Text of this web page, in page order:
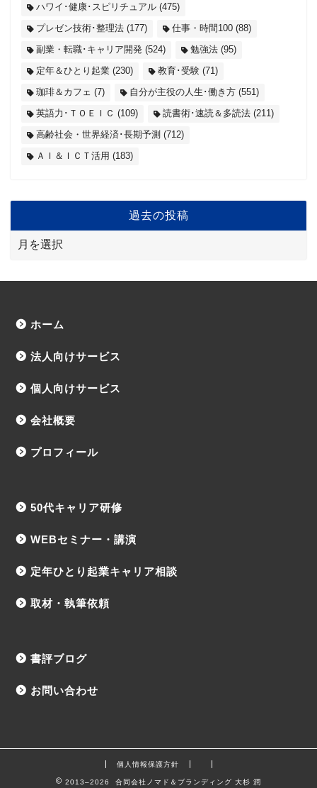
ハワイ･健康･スピリチュアル (475)
プレゼン技術･整理法 (177) 仕事・時間100 (88)
副業・転職･キャリア開発 (524) 勉強法 (95)
定年＆ひとり起業 (230) 教育･受験 (71)
珈琲＆カフェ (7) 自分が主役の人生･働き方 (551)
英語力･ＴＯＥＩＣ (109) 読書術･速読＆多読法 (211)
高齢社会・世界経済･長期予測 (712)
ＡＩ＆ＩＣＴ活用 (183)
過去の投稿
ホーム
法人向けサービス
個人向けサービス
会社概要
プロフィール
50代キャリア研修
WEBセミナー・講演
定年ひとり起業キャリア相談
取材・執筆依頼
書評ブログ
お問い合わせ
個人情報保護方針
2013–2026 合同会社ノマド＆ブランディング 大杉 潤